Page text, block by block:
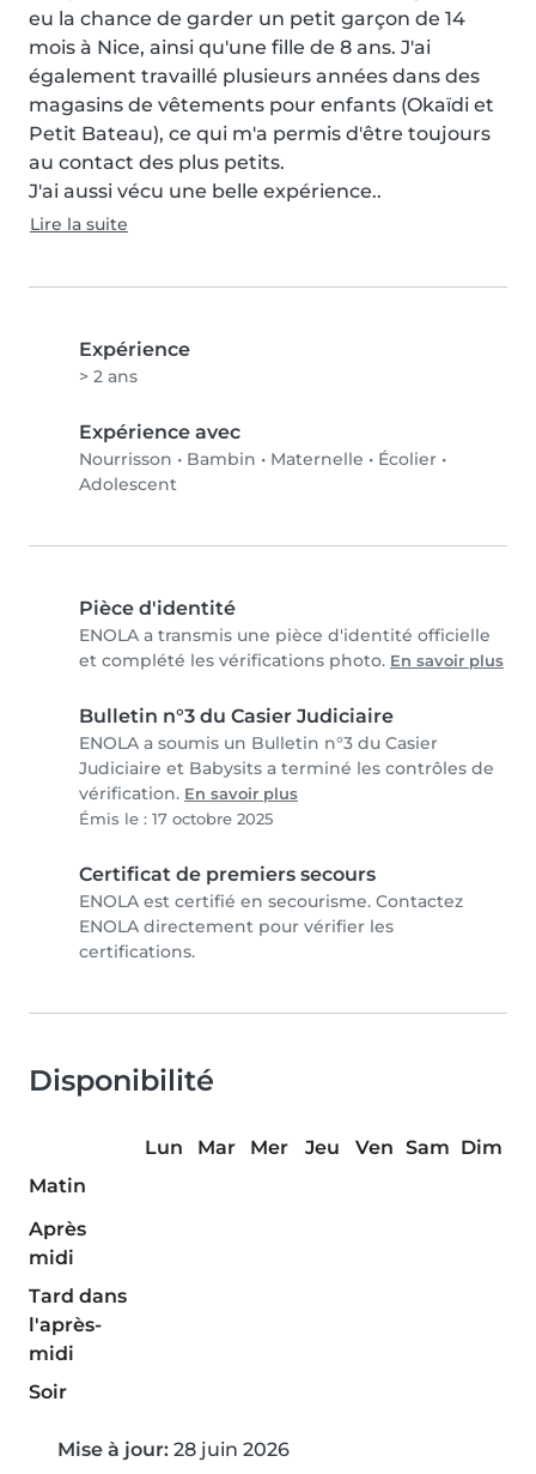
eu la chance de garder un petit garçon de 14
mois à Nice, ainsi qu'une fille de 8 ans. J'ai
également travaillé plusieurs années dans des
magasins de vêtements pour enfants (Okaïdi et
Petit Bateau), ce qui m'a permis d'être toujours
au contact des plus petits.
J'ai aussi vécu une belle expérience..
Lire la suite
Expérience
> 2 ans
Expérience avec
Nourrisson • Bambin • Maternelle • Écolier •
Adolescent
Pièce d'identité
ENOLA a transmis une pièce d'identité officielle
et complété les vérifications photo. En savoir plus
Bulletin n°3 du Casier Judiciaire
ENOLA a soumis un Bulletin n°3 du Casier
Judiciaire et Babysits a terminé les contrôles de
vérification. En savoir plus
Émis le : 17 octobre 2025
Certificat de premiers secours
ENOLA est certifié en secourisme. Contactez
ENOLA directement pour vérifier les
certifications.
Disponibilité
Lun Mar Mer Jeu Ven Sam Dim
Matin
Après
midi
Tard dans
l'après-
midi
Soir
Mise à jour: 28 juin 2026